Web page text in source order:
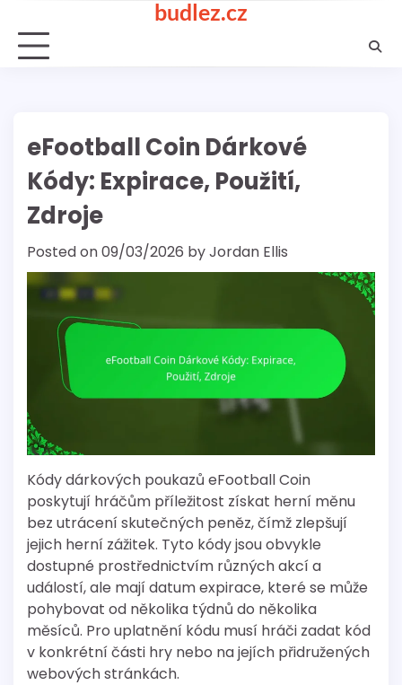
content
budlez.cz
eFootball Coin Dárkové
Kódy: Expirace, Použití,
Zdroje
Posted on09/03/2026 byJordan Ellis
Kódy dárkových poukazů eFootball Coin
poskytují hráčům příležitost získat herní měnu
bez utrácení skutečných peněz, čímž zlepšují
jejich herní zážitek. Tyto kódy jsou obvykle
dostupné prostřednictvím různých akcí a
událostí, ale mají datum expirace, které se může
pohybovat od několika týdnů do několika
měsíců. Pro uplatnění kódu musí hráči zadat kód
v konkrétní části hry nebo na jejích přidružených
webových stránkách.